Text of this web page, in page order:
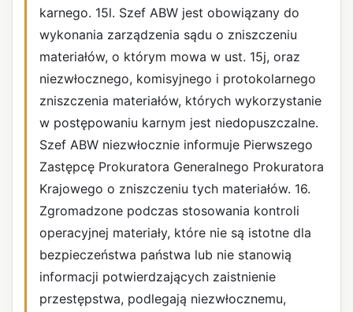
karnego. 15l. Szef ABW jest obowiązany do
wykonania zarządzenia sądu o zniszczeniu
materiałów, o którym mowa w ust. 15j, oraz
niezwłocznego, komisyjnego i protokolarnego
zniszczenia materiałów, których wykorzystanie
w postępowaniu karnym jest niedopuszczalne.
Szef ABW niezwłocznie informuje Pierwszego
Zastępcę Prokuratora Generalnego Prokuratora
Krajowego o zniszczeniu tych materiałów. 16.
Zgromadzone podczas stosowania kontroli
operacyjnej materiały, które nie są istotne dla
bezpieczeństwa państwa lub nie stanowią
informacji potwierdzających zaistnienie
przestępstwa, podlegają niezwłocznemu,